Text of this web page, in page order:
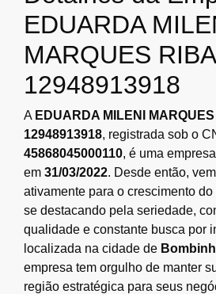
EDUARDA
MARQUES
12948913918
A EDUARDA MILENI
12948913918, registrada sob o
45868045000110, é uma
em 31/03/2022. Desde então,
ativamente para o crescimento
se destacando pela seriedade,
qualidade e constante busca por
localizada na cidade de
empresa tem orgulho de manter
região estratégica para seus